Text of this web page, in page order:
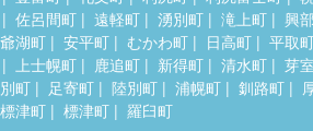
佐呂間町 遠軽町 湧別町 滝上町
興
湖町 安平町 むかわ町 日高町
平取
上士幌町 鹿追町 新得町 清水町
芽
町 足寄町 陸別町 浦幌町 釧路町
津町 標津町 羅臼町